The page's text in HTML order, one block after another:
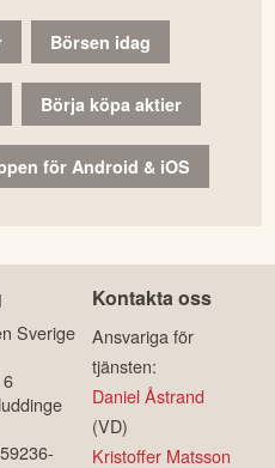
Börsen idag
Börja köpa aktier
för Android & iOS
Sverige
Kontakta oss
Ansvariga för
tjänsten:
Daniel Åstrand
(VD)
Kristoffer Matsson